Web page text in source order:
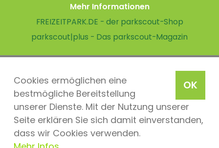
OK
Cookies ermöglichen eine
bestmögliche Bereitstellung
unserer Dienste. Mit der Nutzung unserer
Seite erklären Sie sich damit einverstanden,
dass wir Cookies verwenden.
Mehr Informationen
FREIZEITPARK.DE - der parkscout-Shop
parkscout|plus - Das parkscout-Magazin